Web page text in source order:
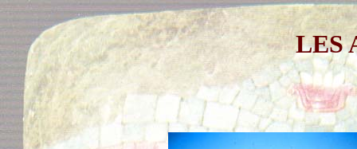
LES